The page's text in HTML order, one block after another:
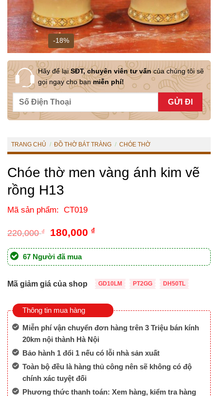
-18%
Hãy để lạiSĐT, chuyên viên tư vấncủa chúng tôi sẽ
gọi ngay cho bạnmiễn phí!
TRANG CHỦ / ĐỒ THỜ BÁT TRÀNG / CHÓE THỜ
Chóe thờ men vàng ánh kim vẽ
rồng H13
Mã sản phẩm: CT019
220,000₫
Giá
là:
220,000 ₫.
180,000 ₫Giá
tại
là:
67 Người đã mua
Mã giảm giá của shop GD10LM PT2GG DH50TL
Thông tin mua hàng
Miễn phí vận chuyển đơn hàng trên 3 Triệu bán kính
20km nội thành Hà Nội
Bảo hành 1 đổi 1 nếu có lỗi nhà sản xuất
Toàn bộ đều là hàng thủ công nên sẽ không có độ
chính xác tuyệt đối
Phương thức thanh toán: Xem hàng, kiểm tra hàng